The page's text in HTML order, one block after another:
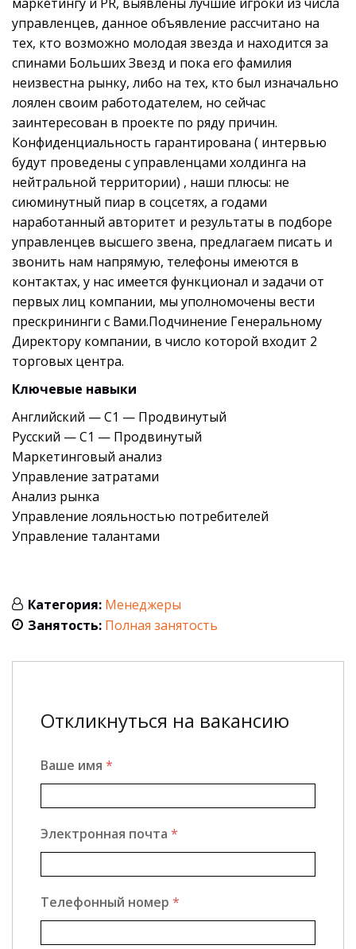
управленцев, данное объявление рассчитано на
тех, кто возможно молодая звезда и находится за
спинами Больших Звезд и пока его фамилия
неизвестна рынку, либо на тех, кто был изначально
лоялен своим работодателем, но сейчас
заинтересован в проекте по ряду причин.
Конфиденциальность гарантирована ( интервью
будут проведены с управленцами холдинга на
нейтральной территории) , наши плюсы: не
сиюминутный пиар в соцсетях, а годами
наработанный авторитет и результаты в подборе
управленцев высшего звена, предлагаем писать и
звонить нам напрямую, телефоны имеются в
контактах, у нас имеется функционал и задачи от
первых лиц компании, мы уполномочены вести
прескрининги с Вами.Подчинение Генеральному
Директору компании, в число которой входит 2
торговых центра.
Ключевые навыки
Английский — С1 — Продвинутый
Русский — С1 — Продвинутый
Маркетинговый анализ
Управление затратами
Анализ рынка
Управление лояльностью потребителей
Управление талантами
Категория: Менеджеры
Занятость: Полная занятость
Откликнуться на вакансию
Ваше имя *
Электронная почта *
Телефонный номер *